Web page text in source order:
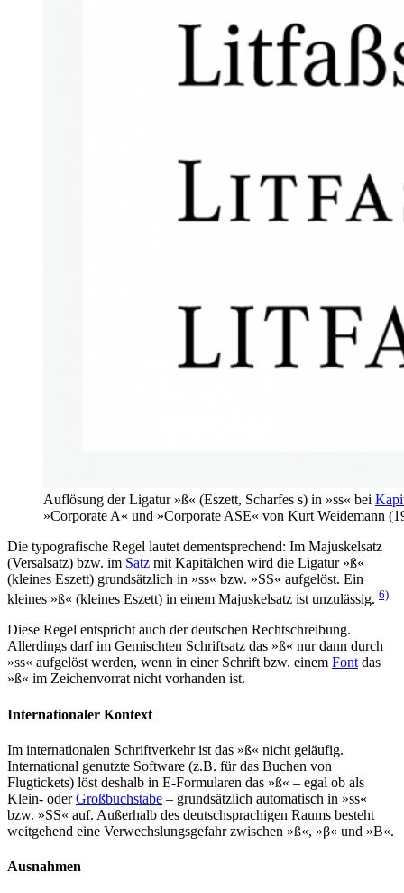
Auflösung der Ligatur »ß« (Eszett, Scharfes s) in »ss« bei
»Corporate A« und »Corporate ASE« von Kurt Weidemann
Die typografische Regel lautet dementsprechend: Im Majuskelsatz
(Versalsatz) bzw. im Satz mit Kapitälchen wird die Ligatur »ß«
(kleines Eszett) grundsätzlich in »ss« bzw. »SS« aufgelöst. Ein
kleines »ß« (kleines Eszett) in einem Majuskelsatz ist unzulässig. 6)
Diese Regel entspricht auch der deutschen Rechtschreibung.
Allerdings darf im Gemischten Schriftsatz das »ß« nur dann durch
»ss« aufgelöst werden, wenn in einer Schrift bzw. einem Font das
»ß« im Zeichenvorrat nicht vorhanden ist.
Internationaler Kontext
Im internationalen Schriftverkehr ist das »ß« nicht geläufig.
International genutzte Software (z.B. für das Buchen von
Flugtickets) löst deshalb in E-Formularen das »ß« – egal ob als
Klein- oderGroßbuchstabe – grundsätzlich automatisch in »ss«
bzw. »SS« auf. Außerhalb des deutschsprachigen Raums besteht
weitgehend eine Verwechslungsgefahr zwischen »ß«, »β« und »B«.
Ausnahmen